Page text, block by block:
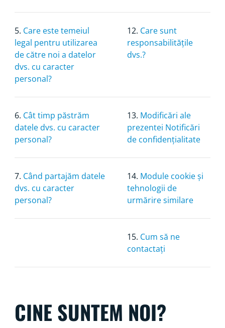
5. Care este temeiul
legal pentru utilizarea
de către noi a datelor
dvs. cu caracter
personal?
12. Care sunt
responsabilitățile
dvs.?
6. Cât timp păstrăm
datele dvs. cu caracter
personal?
13. Modificări ale
prezentei Notificări
de confidențialitate
7. Când partajăm datele
dvs. cu caracter
personal?
14. Module cookie și
tehnologii de
urmărire similare
15. Cum să ne
contactați
CINE SUNTEM NOI?